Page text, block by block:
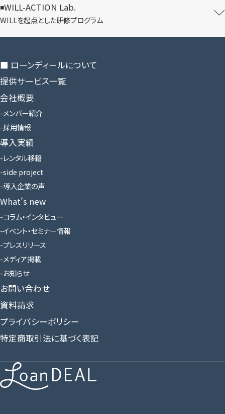
WILL-ACTION Lab.
WILLを​起点とした​研修プログラム
■ ローンディールに​ついて
提供サービス一覧
会社概要
メンバー紹介
採用情報
導入実績
レンタル移籍
side project
導入企業の声
What’s new
コラム・インタビュー
イベント・セミナー情報
プレスリリース
メディア掲載
お知らせ
お問い合わせ
資料請求
プライバシーポリシー
特定商取引法に基づく表記